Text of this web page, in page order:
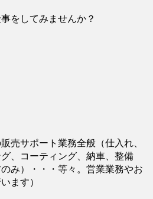
をしてみませんか？
売サポート業務全般（仕入れ、
、コーティング、納車、整備
のみ）・・・等々。営業業務やお
ます）